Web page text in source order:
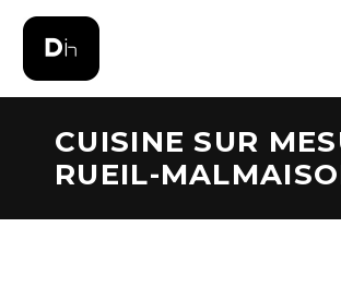
CUISINE SUR
RUEIL-